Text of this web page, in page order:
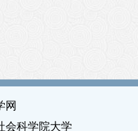
网
会科学院大学